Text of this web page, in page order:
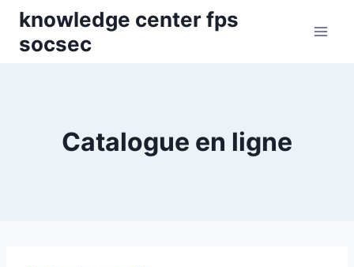
Skip
content
knowledge center fps
socsec
Catalogue en ligne